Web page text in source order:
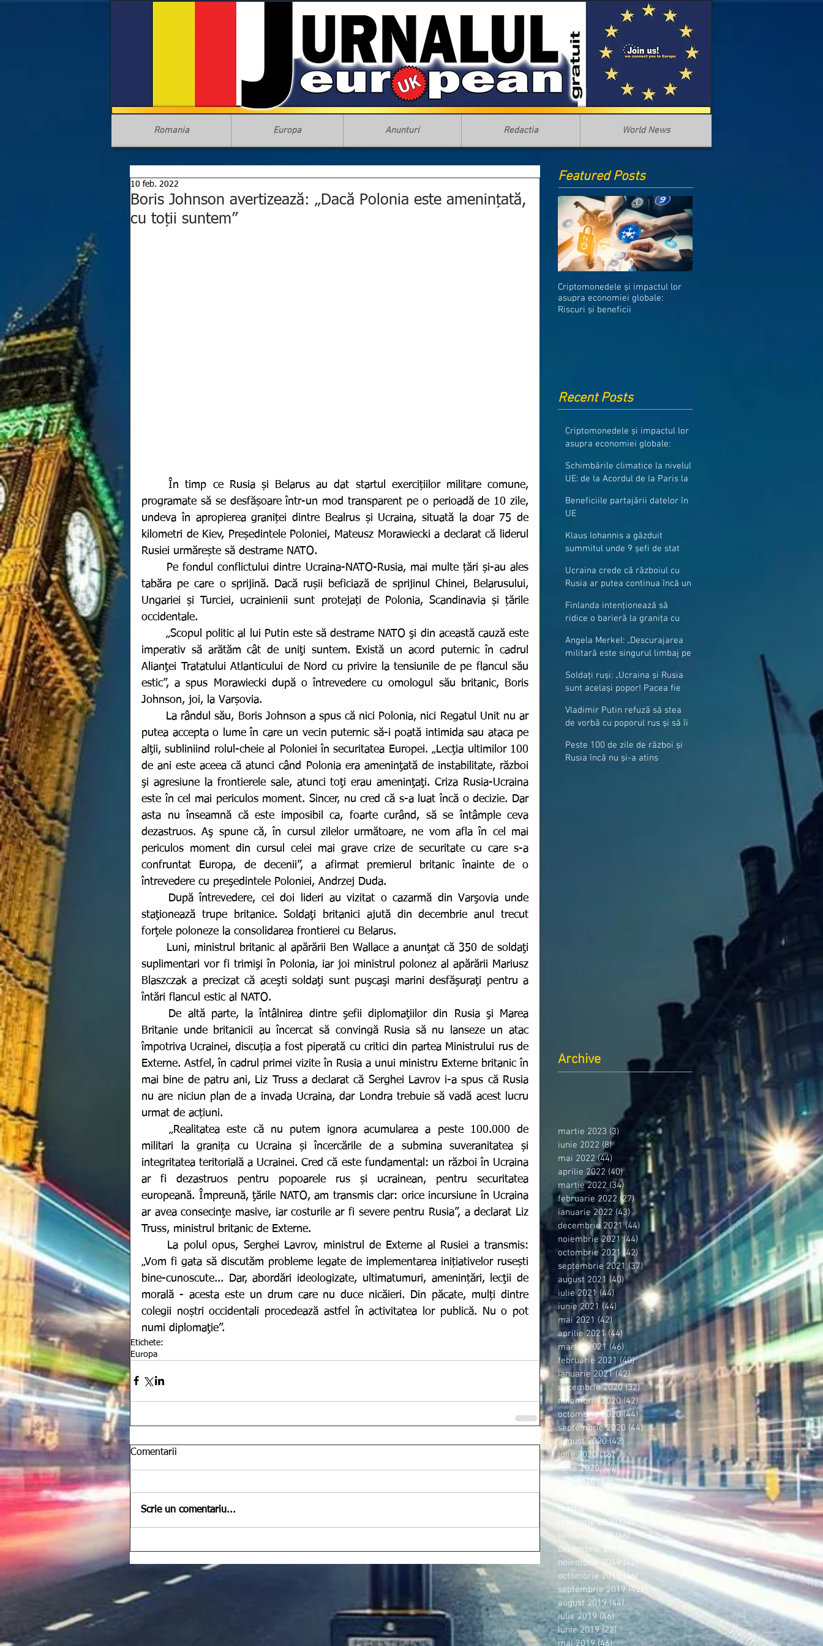
Romania Europa Anunturi Redactia World News
Boris Johnson avertizează: „Dacă Polonia este amenințată,
cu toții suntem”
10 feb. 2022
	În timp ce Rusia și Belarus au dat startul exercițiilor militare comune,
programate să se desfășoare într-un mod transparent pe o perioadă de 10 zile,
undeva în apropierea graniței dintre Bealrus și Ucraina, situată la doar 75 de
kilometri de Kiev, Președintele Poloniei, Mateusz Morawiecki a declarat că liderul
Rusiei urmărește să destrame NATO.
tabăra pe care o sprijină. Dacă rușii beficiază de sprijinul Chinei, Belarusului,
Ungariei și Turciei, ucrainienii sunt protejați de Polonia, Scandinavia și țările
occidentale.
	„Scopul politic al lui Putin este să destrame NATO şi din această cauză este
imperativ să arătăm cât de uniţi suntem. Există un acord puternic în cadrul
Alianţei Tratatului Atlanticului de Nord cu privire la tensiunile de pe flancul său
estic”, a spus Morawiecki după o întrevedere cu omologul său britanic, Boris
Johnson, joi, la Varșovia.
putea accepta o lume în care un vecin puternic să-i poată intimida sau ataca pe
alţii, subliniind rolul-cheie al Poloniei în securitatea Europei. „Lecţia ultimilor 100
de ani este aceea că atunci când Polonia era ameninţată de instabilitate, război
şi agresiune la frontierele sale, atunci toţi erau ameninţaţi. Criza Rusia-Ucraina
este în cel mai periculos moment. Sincer, nu cred că s-a luat încă o decizie. Dar
asta nu înseamnă că este imposibil ca, foarte curând, să se întâmple ceva
dezastruos. Aş spune că, în cursul zilelor următoare, ne vom afla în cel mai
periculos moment din cursul celei mai grave crize de securitate cu care s-a
confruntat Europa, de decenii”, a afirmat premierul britanic înainte de o
întrevedere cu preşedintele Poloniei, Andrzej Duda.
staţionează trupe britanice. Soldaţi britanici ajută din decembrie anul trecut
forţele poloneze la consolidarea frontierei cu Belarus.
suplimentari vor fi trimişi în Polonia, iar joi ministrul polonez al apărării Mariusz
Blaszczak a precizat că aceşti soldaţi sunt puşcaşi marini desfăşuraţi pentru a
întări flancul estic al NATO.
Britanie unde britanicii au încercat să convingă Rusia să nu lanseze un atac
împotriva Ucrainei, discuția a fost piperată cu critici din partea Ministrului rus de
Externe. Astfel, în cadrul primei vizite în Rusia a unui ministru Externe britanic în
mai bine de patru ani, Liz Truss a declarat că Serghei Lavrov i-a spus că Rusia
nu are niciun plan de a invada Ucraina, dar Londra trebuie să vadă acest lucru
urmat de acțiuni.
	„Realitatea este că nu putem ignora acumularea a peste 100.000 de
militari la granița cu Ucraina și încercările de a submina suveranitatea și
integritatea teritorială a Ucrainei. Cred că este fundamental: un război în Ucraina
ar fi dezastruos pentru popoarele rus și ucrainean, pentru securitatea
europeană. Împreună, ţările NATO, am transmis clar: orice incursiune în Ucraina
ar avea consecinţe masive, iar costurile ar fi severe pentru Rusia”, a declarat Liz
Truss, ministrul britanic de Externe.
	La polul opus, Serghei Lavrov, ministrul de Externe al Rusiei a transmis:
„Vom fi gata să discutăm probleme legate de implementarea inițiativelor rusești
bine-cunoscute... Dar, abordări ideologizate, ultimatumuri, amenințări, lecţii de
morală - acesta este un drum care nu duce nicăieri. Din păcate, mulți dintre
colegii noștri occidentali procedează astfel în activitatea lor publică. Nu o pot
numi diplomaţie”.
Etichete:
Europa
Comentarii
Scrie un comentariu...
Featured Posts
Criptomonedele și impactul lor
asupra economiei globale:
Riscuri și beneficii
Recent Posts
Criptomonedele și impactul lor
asupra economiei globale:
Schimbările climatice la nivelul
UE: de la Acordul de la Paris la
Beneficiile partajării datelor în
UE
Klaus Iohannis a găzduit
summitul unde 9 șefi de stat
granițe
Ucraina crede că războiul cu
Rusia ar putea continua încă un
Finlanda intenționează să
ridice o barieră la granița cu
Angela Merkel: „Descurajarea
militară este singurul limbaj pe
Soldați ruși: „Ucraina și Rusia
sunt același popor! Pacea fie
Vladimir Putin refuză să stea
de vorbă cu poporul rus și să îi
Peste 100 de zile de război și
Rusia încă nu și-a atins
Archive
martie 2023 (3) 3 postări
iunie 2022 (8)8 postări
mai 2022 (44) 44 postări
aprilie 2022 (40)40 postări
martie 2022 (34)34 postări
februarie 2022 (27)27 postări
ianuarie 2022 (43)43 postări
decembrie 2021 (44) 44 postări
noiembrie 2021 (44) 44 postări
octombrie 2021 (42) 42 postări
septembrie 2021 (37)37 postări
august 2021 (40)40 postări
iulie 2021 (44) 44 postări
iunie 2021 (44) 44 postări
mai 2021 (42)42 postări
aprilie 2021 (44) 44 postări
martie 2021 (46) 46 postări
februarie 2021 (40)40 postări
ianuarie 2021 (42)42 postări
decembrie 2020 (32)32 postări
noiembrie 2020 (42)42 postări
octombrie 2020 (44) 44 postări
septembrie 2020 (44)44 postări
august 2020 (42) 42 postări
iulie 2020 (16)16 postări
iunie 2020 (44)44 postări
mai 2020 (42)42 postări
(36) 36 postări
martie 2020
44 postări
februarie 2020 (38) 38 postări
ianuarie 2020 (46)46 postări
decembrie 2019
44 postări
noiembrie 2019 (42)42 postări
octombrie 2019
(46) 46 postări
septembrie 2019 (42) 42 postări
august 2019 (44) 44 postări
iulie 2019 (46)46 postări
iunie 2019 (22)22 postări
mai 2019 (46)46 postări